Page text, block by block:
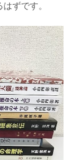
ずです。